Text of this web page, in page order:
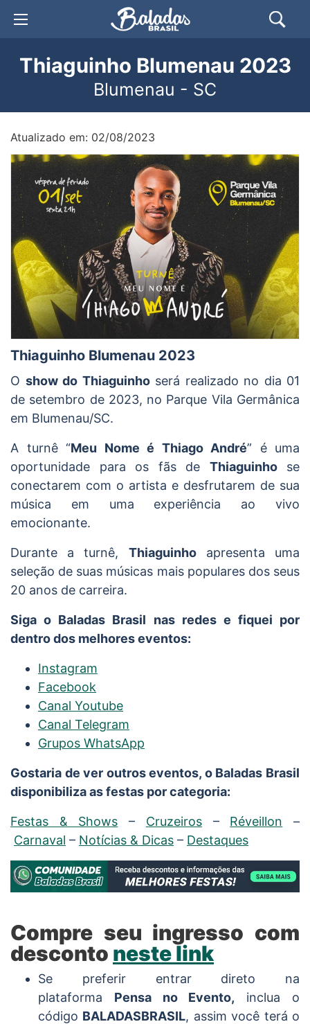
Thiaguinho Blumenau 2023
Blumenau - SC
Atualizado em: 02/08/2023
Thiaguinho Blumenau 2023
O show do Thiaguinhoserá realizado no dia 01
de setembro de 2023, no Parque Vila Germânica
em Blumenau/SC.
A turnê “Meu Nome é Thiago André” é uma
oportunidade para os fãs de Thiaguinhose
conectarem com o artista e desfrutarem de sua
música em uma experiência ao vivo
emocionante.
Durante a turnê, Thiaguinhoapresenta uma
seleção de suas músicas mais populares dos seus
20 anos de carreira.
Siga o Baladas Brasil nas redes e fiquei por
dentro dos melhores eventos:
Instagram
Facebook
Canal Youtube
Canal Telegram
Grupos WhatsApp
Gostaria de ver outros eventos, o Baladas Brasil
disponibiliza as festas por categoria:
Festas & Shows – Cruzeiros– Réveillon –
Carnaval – Notícias & Dicas – Destaques
Compre seu ingresso com
desconto neste link
Se preferir entrar direto na
plataforma Pensa no Evento, inclua o
código BALADASBRASIL, assim você terá o